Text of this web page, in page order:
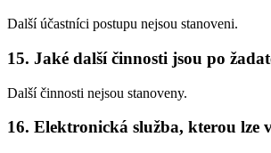
Další účastníci postupu nejsou stanoveni.
15. Jaké další činnosti jsou po
Další činnosti nejsou stanoveny.
16. Elektronická služba, kterou lze